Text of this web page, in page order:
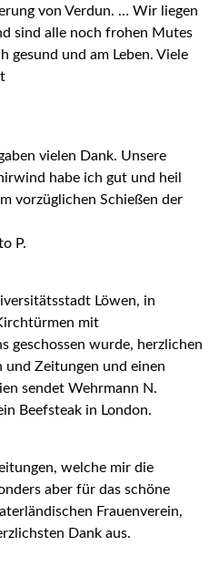
von Verdun. … Wir liegen
sind alle noch frohen Mutes
gesund und am Leben. Viele
vielen Dank. Unsere
habe ich gut und heil
vorzüglichen Schießen der
P.
Löwen, in
mit
geschossen wurde, herzlichen
und Zeitungen und einen
sendet Wehrmann N.
Beefsteak in London.
welche mir die
aber für das schöne
Frauenverein,
Dank aus.